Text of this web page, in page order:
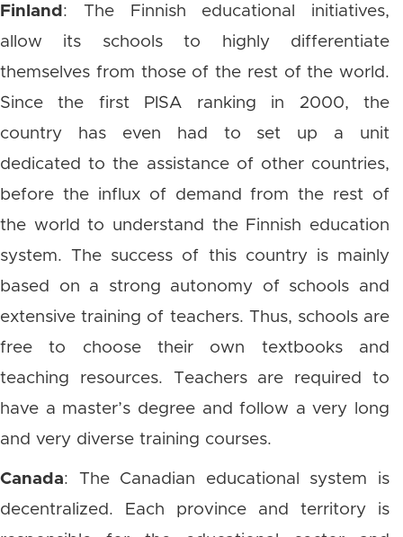
Finland : The Finnish educational initiatives,
allow its schools to highly differentiate
themselves from those of the rest of the world.
Since the first PISA ranking in 2000, the
country has even had to set up a unit
dedicated to the assistance of other countries,
before the influx of demand from the rest of
the world to understand the Finnish education
system. The success of this country is mainly
based on a strong autonomy of schools and
extensive training of teachers. Thus, schools are
free to choose their own textbooks and
teaching resources. Teachers are required to
have a master’s degree and follow a very long
and very diverse training courses.
Canada: The Canadian educational system is
decentralized. Each province and territory is